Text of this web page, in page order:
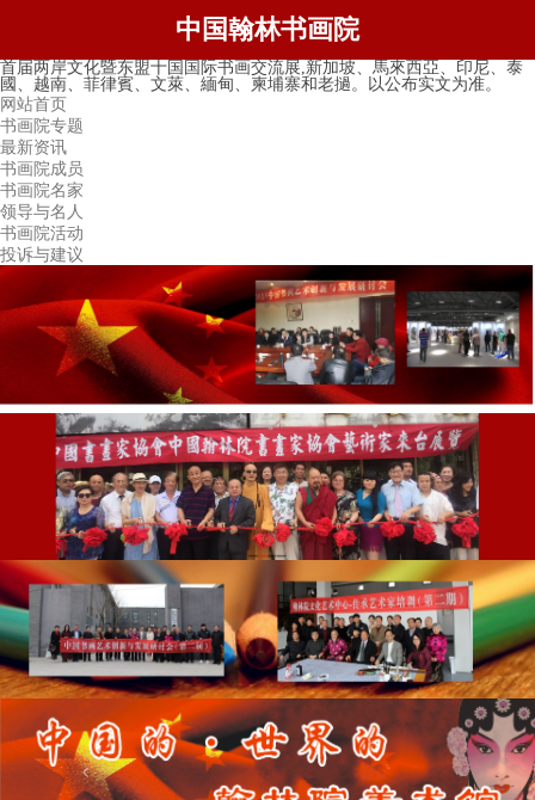
中国翰林书画院
首届两岸文化暨东盟十国国际书画交流展,新加坡、馬來西亞、印尼、泰
國、越南、菲律賓、文萊、緬甸、柬埔寨和老撾。以公布实文为准。
网站首页
书画院专题
最新资讯
书画院成员
书画院名家
领导与名人
书画院活动
投诉与建议